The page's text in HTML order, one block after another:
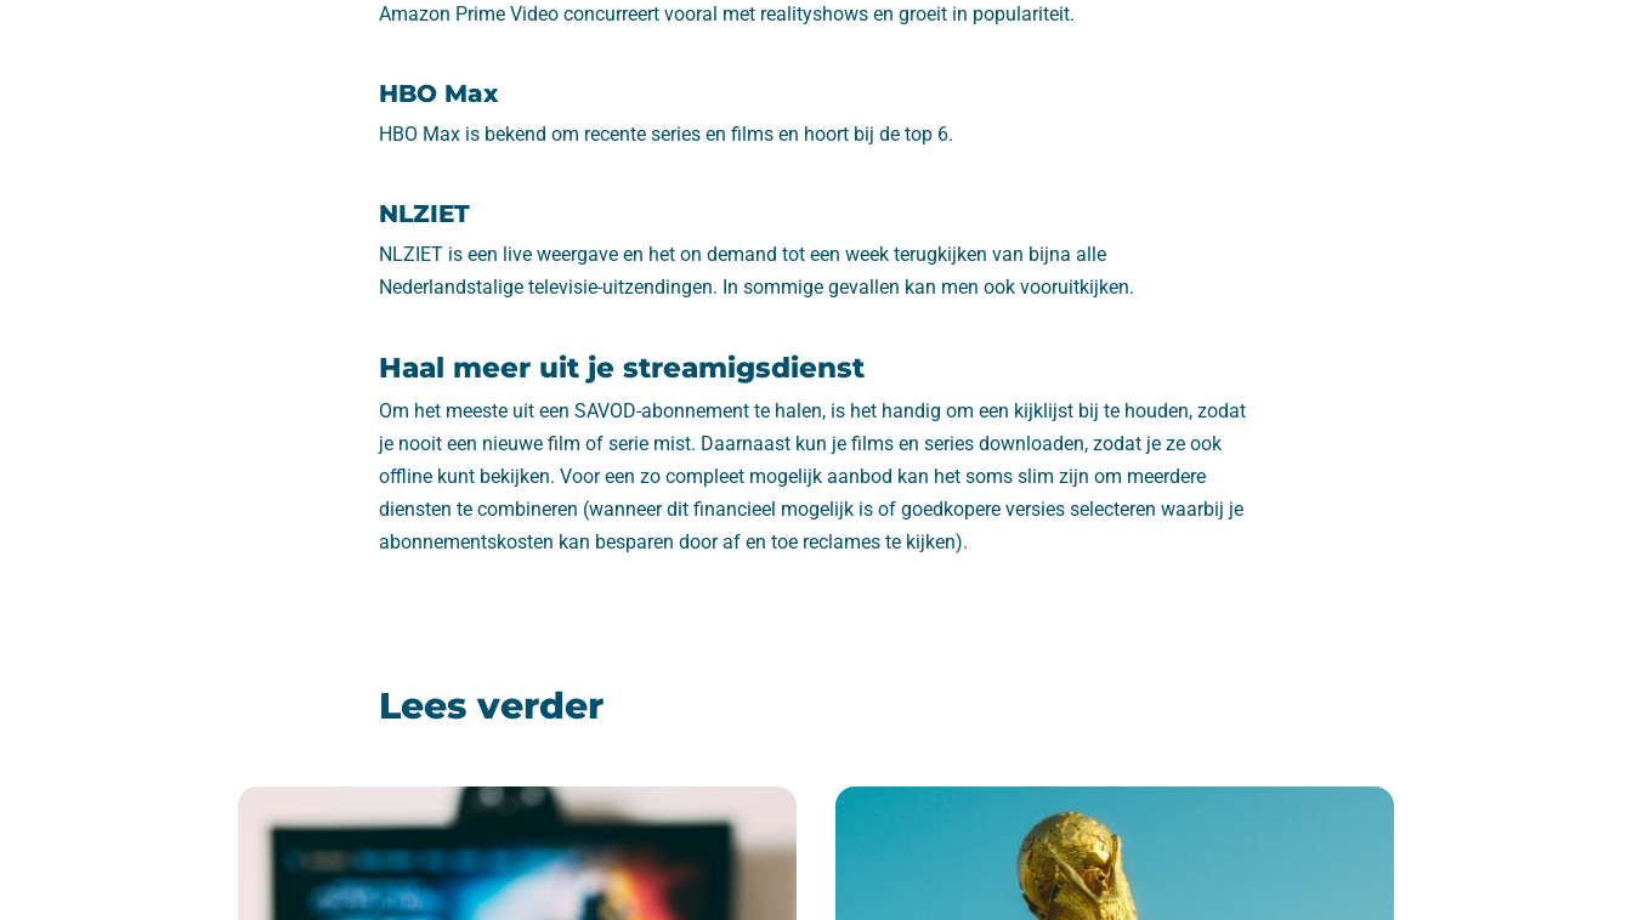
Amazon Prime Video concurreert vooral met realityshows en groeit in populariteit.
HBO Max
HBO Max is bekend om recente series en films en hoort bij de top 6.
NLZIET
NLZIET is een live weergave en het on demand tot een week terugkijken van bijna alle
Nederlandstalige televisie-uitzendingen. In sommige gevallen kan men ook vooruitkijken.
Haal meer uit je streamigsdienst
Om het meeste uit een SAVOD-abonnement te halen, is het handig om een kijklijst bij te houden, zodat
je nooit een nieuwe film of serie mist. Daarnaast kun je films en series downloaden, zodat je ze ook
offline kunt bekijken. Voor een zo compleet mogelijk aanbod kan het soms slim zijn om meerdere
diensten te combineren (wanneer dit financieel mogelijk is of goedkopere versies selecteren waarbij je
abonnementskosten kan besparen door af en toe reclames te kijken).
Lees verder